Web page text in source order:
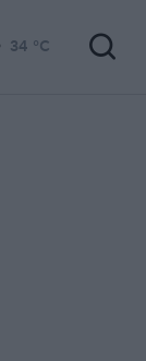
34 °C